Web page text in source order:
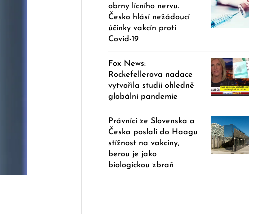
obrny lícního nervu.
Česko hlásí nežádoucí
účinky vakcín proti
Covid-19
Fox News:
Rockefellerova nadace
vytvořila studii ohledně
globální pandemie
Právníci ze Slovenska a
Česka poslali do Haagu
stížnost na vakcíny,
berou je jako
biologickou zbraň